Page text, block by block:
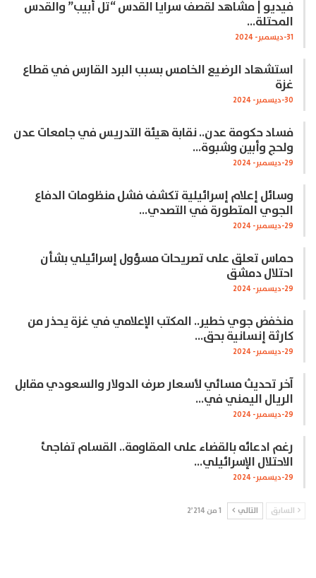
فيديو | مشاهد لقصف سرايا القدس “تل أبيب” والقدس
المحتلة…
31-ديسمبر- 2024
استشهاد الرضيع الخامس بسبب البرد القارس في قطاع
غزة
30-ديسمبر- 2024
فساد حكومة عدن.. نقابة هيئة التدريس في جامعات عدن
ولحج وأبين وشبوة…
29-ديسمبر- 2024
وسائل إعلام إسرائيلية تكشف فشل منظومات الدفاع
الجوي المتطورة في التصدي…
29-ديسمبر- 2024
حماس تعلق على تصريحات مسؤول إسرائيلي بشأن
احتلال دمشق
29-ديسمبر- 2024
منخفض جوي خطير.. المكتب الإعلامي في غزة يحذر من
كارثة إنسانية بحق…
29-ديسمبر- 2024
آخر تحديث مسائي لأسعار صرف الدولار والسعودي مقابل
الريال اليمني في…
29-ديسمبر- 2024
رغم ادعائه بالقضاء على المقاومة.. القسام تفاجئ
الاحتلال الإسرائيلي…
29-ديسمبر- 2024
السابق التالي 1 من 2٬214